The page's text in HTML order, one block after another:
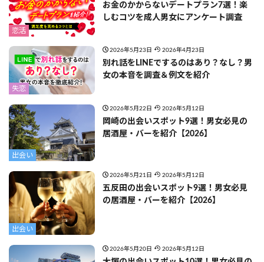
恋活
お金のかからないデートプラン7選！楽
しむコツを成人男女にアンケート調査
失恋
2026年5月23日 2026年4月23日
別れ話をLINEでするのはあり？なし？男
女の本音を調査＆例文を紹介
出会い
2026年5月22日 2026年5月12日
岡崎の出会いスポット9選！男女必見の
居酒屋・バーを紹介【2026】
出会い
2026年5月21日 2026年5月12日
五反田の出会いスポット9選！男女必見
の居酒屋・バーを紹介【2026】
2026年5月20日 2026年5月12日